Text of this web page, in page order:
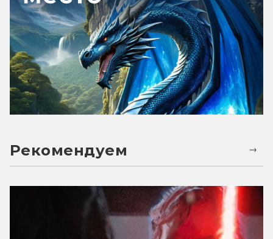
Рекомендуем